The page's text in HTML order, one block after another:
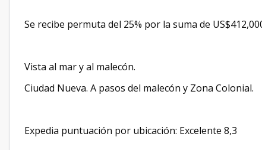
Se recibe permuta del 25% por la suma de
Vista al mar y al malecón.
Ciudad Nueva. A pasos del malecón y Zona Colonial.
Expedia puntuación por ubicación: Excelente 8,3